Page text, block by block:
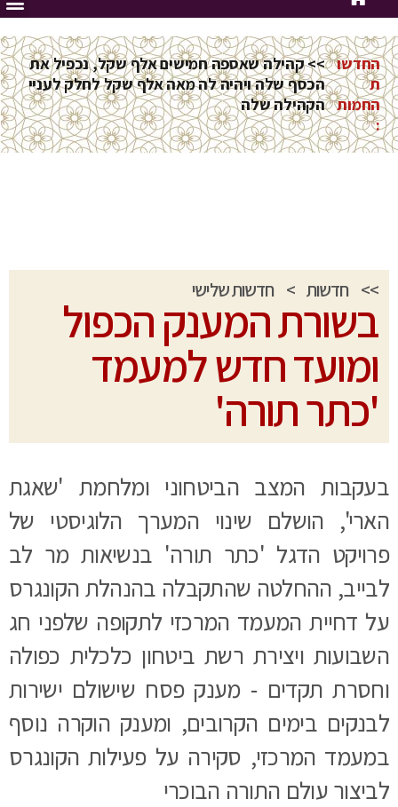
החדשו
ת
החמות
:
>> קהילה שאספה חמישים אלף שקל, נכפיל את
הכסף שלה ויהיה לה מאה אלף שקל לחלק לעניי
הקהילה שלה
>> חדשות > חדשות שלישי
בשורת המענק הכפול
ומועד חדש למעמד
'כתר תורה'
בעקבות המצב הביטחוני ומלחמת 'שאגת
הארי', הושלם שינוי המערך הלוגיסטי של
פרויקט הדגל 'כתר תורה' בנשיאות מר לב
לבייב, ההחלטה שהתקבלה בהנהלת הקונגרס
על דחיית המעמד המרכזי לתקופה שלפני חג
השבועות ויצירת רשת ביטחון כלכלית כפולה
וחסרת תקדים - מענק פסח שישולם ישירות
לבנקים בימים הקרובים, ומענק הוקרה נוסף
במעמד המרכזי, סקירה על פעילות הקונגרס
לביצור עולם התורה הבוכרי